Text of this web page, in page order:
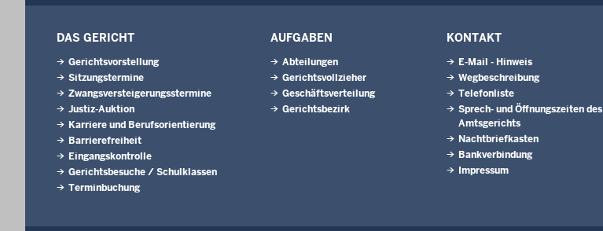
DAS GERICHT
Gerichtsvorstellung
Sitzungstermine
Zwangsversteigerungsstermine
Justiz-Auktion
Karriere und Berufsorientierung
Barrierefreiheit
Eingangskontrolle
Gerichtsbesuche / Schulklassen
Terminbuchung
AUFGABEN
Abteilungen
Gerichtsvollzieher
Geschäftsverteilung
Gerichtsbezirk
KONTAKT
E-Mail - Hinweis
Wegbeschreibung
Telefonliste
Sprech- und Öffnungszeiten des
Amtsgerichts
Nachtbriefkasten
Bankverbindung
Impressum